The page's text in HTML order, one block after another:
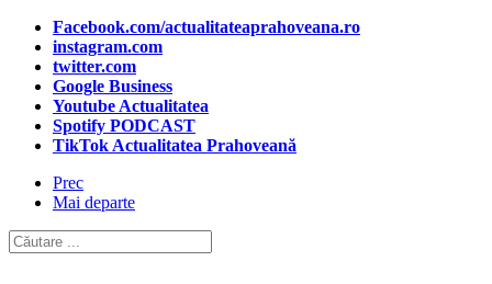
Facebook.com/actualitateaprahoveana.ro
instagram.com
twitter.com
Google Business
Youtube Actualitatea
Spotify PODCAST
TikTok Actualitatea Prahoveană
Prec
Mai departe